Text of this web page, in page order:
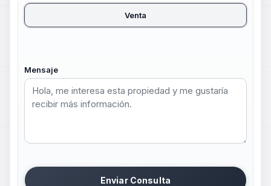
Venta
Mensaje
Enviar Consulta